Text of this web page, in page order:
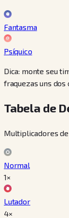
Fantasma
Psíquico
Dica: monte seu
fraquezas uns dos
Tabela de
Multiplicadores de
Normal
1×
Lutador
4×